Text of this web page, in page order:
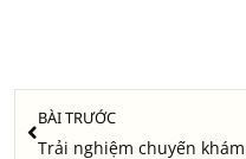
Prev
BÀI TRƯỚC